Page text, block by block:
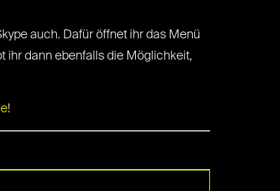
auch. Dafür öffnet ihr das Menü
ihr dann ebenfalls die Möglichkeit,
!